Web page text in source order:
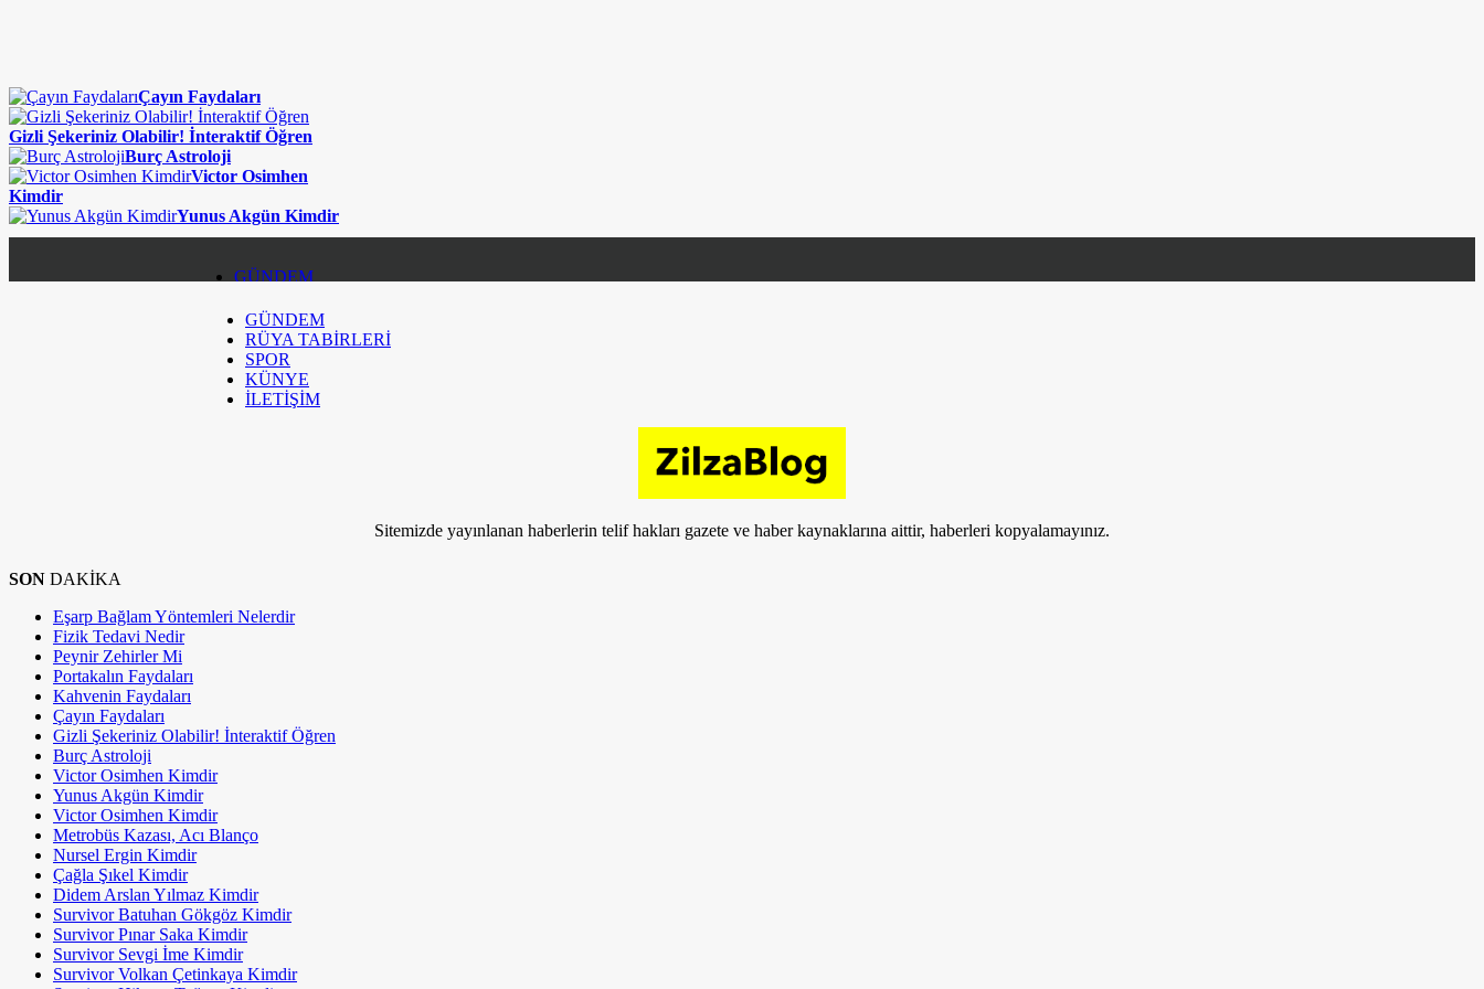
Çayın Faydaları
Gizli Şekeriniz Olabilir! İnteraktif Öğren
Burç Astroloji
Victor Osimhen
Kimdir
Yunus Akgün Kimdir
GÜNDEM
RÜYA TABİRLERİ
SPOR
KÜNYE
GÜNDEM
RÜYA TABİRLERİ
SPOR
KÜNYE
İLETİŞİM
Sitemizde yayınlanan haberlerin telif hakları gazete ve haber kaynaklarına aittir, haberleri kopyalamayınız.
SON DAKİKA
Eşarp Bağlam Yöntemleri Nelerdir
Fizik Tedavi Nedir
Peynir Zehirler Mi
Portakalın Faydaları
Kahvenin Faydaları
Çayın Faydaları
Gizli Şekeriniz Olabilir! İnteraktif Öğren
Burç Astroloji
Victor Osimhen Kimdir
Yunus Akgün Kimdir
Victor Osimhen Kimdir
Metrobüs Kazası, Acı Blanço
Nursel Ergin Kimdir
Çağla Şıkel Kimdir
Didem Arslan Yılmaz Kimdir
Survivor Batuhan Gökgöz Kimdir
Survivor Pınar Saka Kimdir
Survivor Sevgi İme Kimdir
Survivor Volkan Çetinkaya Kimdir